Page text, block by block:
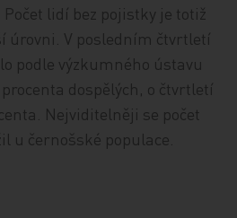
lidí bez pojistky je totiž
úrovni. V posledním čtvrtletí
podle výzkumného ústavu
dospělých, o čtvrtletí
Nejviditelněji se počet
u černošské populace.